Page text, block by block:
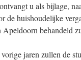
u als bijlage,
de huishoudelijke
Apeldoorn behandeld
jaren zullen de